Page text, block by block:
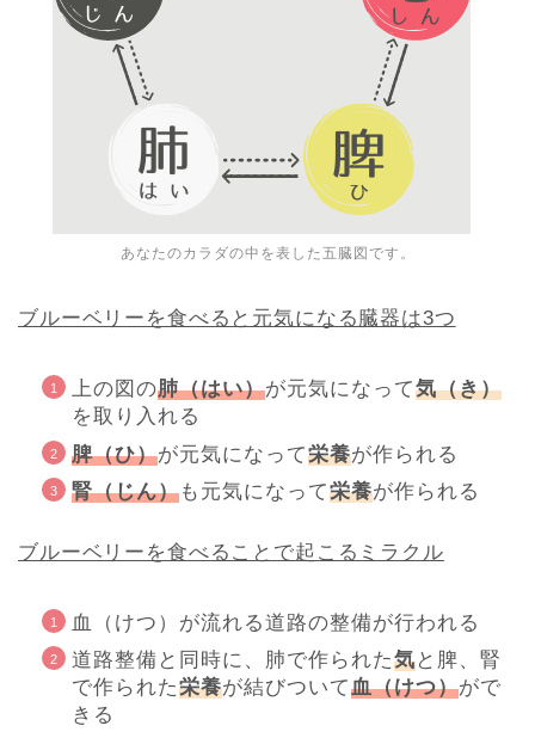
あなたのカラダの中を表した五臓図です。
ブルーベリーを食べると元気になる臓器は3つ
上の図の肺（はい）が元気になって気（き）
を取り入れる
脾（ひ）が元気になって栄養が作られる
腎（じん）も元気になって栄養が作られる
ブルーベリーを食べることで起こるミラクル
血（けつ）が流れる道路の整備が行われる
道路整備と同時に、肺で作られた気と脾、腎
で作られた栄養が結びついて血（けつ）がで
きる